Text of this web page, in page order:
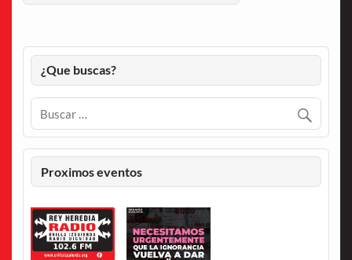
¿Que buscas?
Proximos eventos